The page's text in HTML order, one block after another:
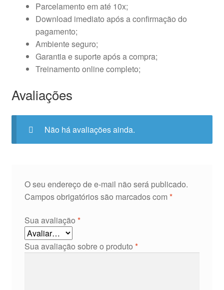
Parcelamento em até 10x;
Download imediato após a confirmação do
pagamento;
Ambiente seguro;
Garantia e suporte após a compra;
Treinamento online completo;
Avaliações
Não há avaliações ainda.
O seu endereço de e-mail não será publicado.
Campos obrigatórios são marcados com *
Sua avaliação *
Sua avaliação sobre o produto *